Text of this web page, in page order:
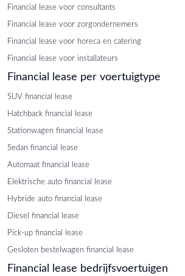
Financial lease voor consultants
Financial lease voor zorgondernemers
Financial lease voor horeca en catering
Financial lease voor installateurs
Financial lease per voertuigtype
SUV financial lease
Hatchback financial lease
Stationwagen financial lease
Sedan financial lease
Automaat financial lease
Elektrische auto financial lease
Hybride auto financial lease
Diesel financial lease
Pick-up financial lease
Gesloten bestelwagen financial lease
Financial lease bedrijfsvoertuigen